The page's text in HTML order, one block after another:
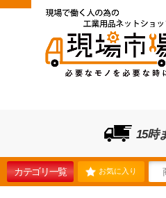
15時
カテゴリ一覧 お気に入り